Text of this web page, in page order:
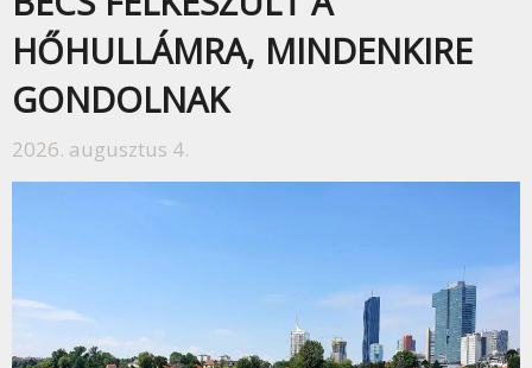
HŐHULLÁMRA, MINDENKIRE
GONDOLNAK
2026. augusztus 4.